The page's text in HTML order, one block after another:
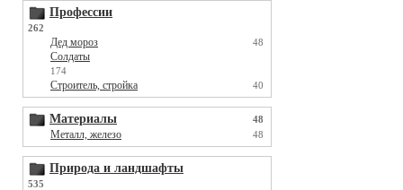
Профессии
262
Дед мороз 48
Солдаты
174
Строитель, стройка 40
Материалы 48
Металл, железо 48
Природа и ландшафты
535